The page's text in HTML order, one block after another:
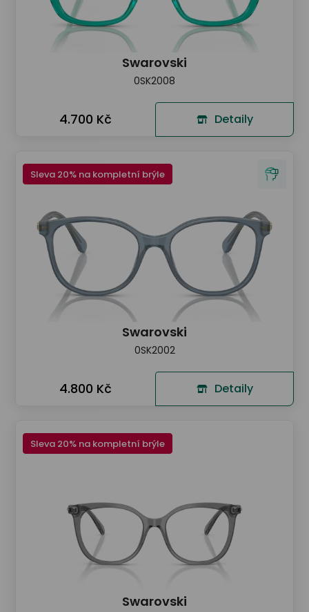
Swarovski
0SK2008
4.700 Kč Detaily
Sleva 20% na kompletní brýle
Swarovski
0SK2002
4.800 Kč Detaily
Sleva 20% na kompletní brýle
Swarovski